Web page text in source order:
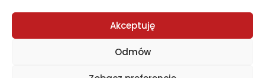
Akceptuję
Odmów